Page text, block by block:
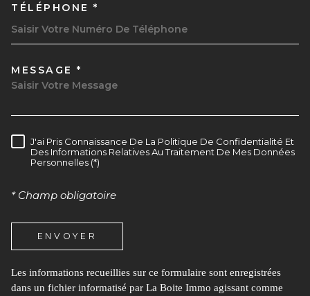
TÉLÉPHONE *
MESSAGE *
RÈGLEMENTATION
J'ai Pris Connaissance De La Politique De Confidentialité Et
Des Informations Relatives Au Traitement De Mes Données
Personnelles (*)
* Champ obligatoire
ENVOYER
Les informations recueillies sur ce formulaire sont enregistrées
dans un fichier informatisé par La Boite Immo agissant comme